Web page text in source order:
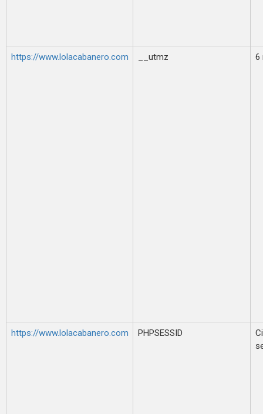
https://www.lolacabanero.com __utmz 6
https://www.lolacabanero.com PHPSESSID